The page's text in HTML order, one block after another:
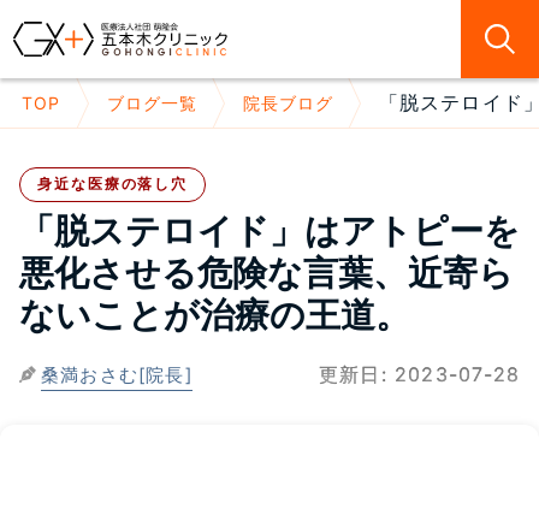
TOP ブログ一覧 院長ブログ 「脱ステロイ
身近な医療の落し穴
「脱ステロイド」はアトピーを
悪化させる危険な言葉、近寄ら
ないことが治療の王道。
桑満おさむ[院長] 更新日: 2023-07-28